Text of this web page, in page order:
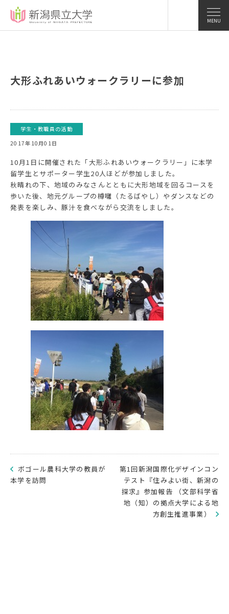
MENU
大形ふれあいウォークラリーに参加
学生・教職員の活動
2017年10月01日
10月1日に開催された「大形ふれあいウォークラリー」に本学
留学生とサポーター学生20人ほどが参加しました。
秋晴れの下、地域のみなさんとともに大形地域を回るコースを
歩いた後、地元グループの樽囃（たるばやし）やダンスなどの
発表を楽しみ、豚汁を食べながら交流をしました。
ボゴール農科大学の教員が
本学を訪問
第1回新潟国際化デザインコン
テスト『住みよい街、新潟の
探求』参加報告 （文部科学省
地（知）の拠点大学による地
方創生推進事業）